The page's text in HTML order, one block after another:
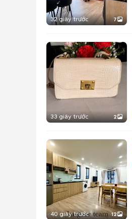
32 giây trước 7
33 giây trước 2
40 giây trước 12